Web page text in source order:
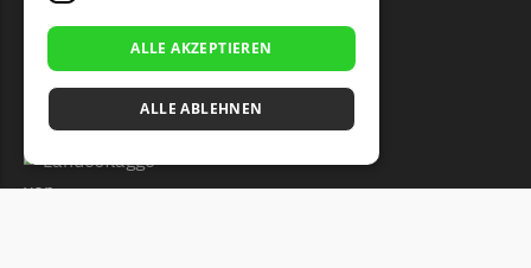
ALLE AKZEPTIEREN
ALLE ABLEHNEN